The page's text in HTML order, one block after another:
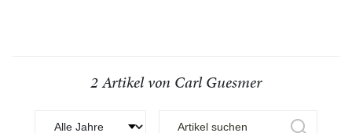
2 Artikel von Carl Guesmer